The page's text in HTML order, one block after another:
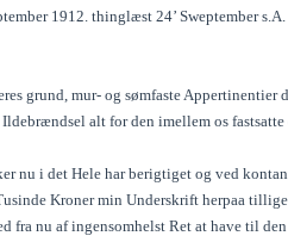
1912. thinglæst 24’ Sweptember
grund, mur- og sømfaste
alt for den imellem os
nu i det Hele har berigtiget og ved
Kroner min Underskrift herpaa
fra nu af ingensomhelst Ret at have til